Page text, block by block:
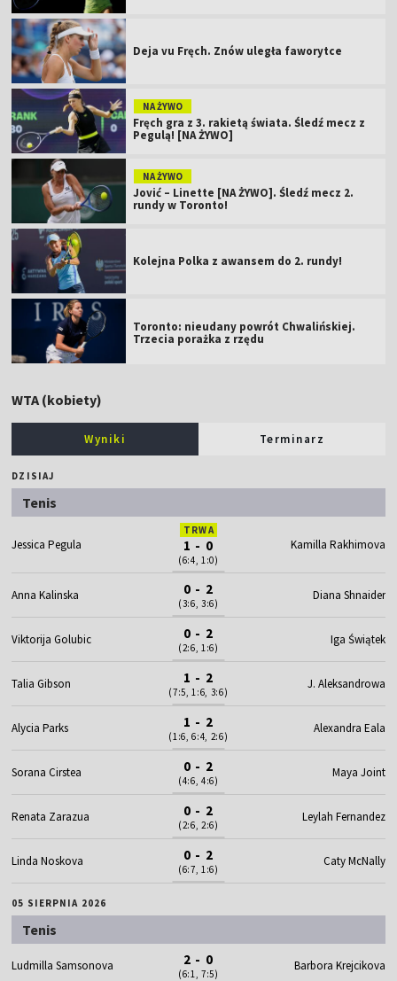
Deja vu Fręch. Znów uległa faworytce
NA ŻYWO
Fręch gra z 3. rakietą świata. Śledź mecz z
Pegulą! [NA ŻYWO]
NA ŻYWO
Jović – Linette [NA ŻYWO]. Śledź mecz 2.
rundy w Toronto!
Kolejna Polka z awansem do 2. rundy!
Toronto: nieudany powrót Chwalińskiej.
Trzecia porażka z rzędu
WTA (kobiety)
Wyniki Terminarz
DZISIAJ
Tenis
Jessica Pegula
TRWA
1 - 0
(6:4, 1:0)
Kamilla Rakhimova
Anna Kalinska 0 - 2
(3:6, 3:6)
Diana Shnaider
Viktorija Golubic 0 - 2
(2:6, 1:6)
Iga Świątek
Talia Gibson 1 - 2
(7:5, 1:6, 3:6)
J. Aleksandrowa
Alycia Parks 1 - 2
(1:6, 6:4, 2:6)
Alexandra Eala
Sorana Cirstea 0 - 2
(4:6, 4:6)
Maya Joint
Renata Zarazua 0 - 2
(2:6, 2:6)
Leylah Fernandez
Linda Noskova 0 - 2
(6:7, 1:6)
Caty McNally
05 SIERPNIA 2026
Tenis
Ludmilla Samsonova 2 - 0
(6:1, 7:5)
Barbora Krejcikova